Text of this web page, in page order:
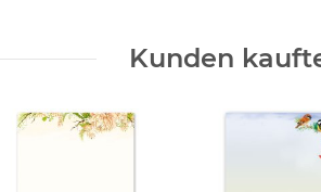
Kunden